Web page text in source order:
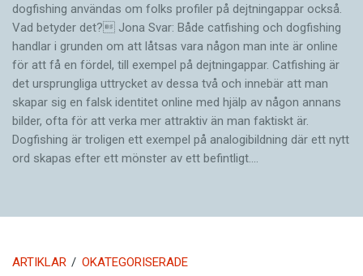
dogfishing användas om folks profiler på dejtningappar också.
Vad betyder det? Jona Svar: Både catfishing och dogfishing
handlar i grunden om att låtsas vara någon man inte är online
för att få en fördel, till exempel på dejtningappar. Catfishing är
det ursprungliga uttrycket av dessa två och innebär att man
skapar sig en falsk identitet online med hjälp av någon annans
bilder, ofta för att verka mer attraktiv än man faktiskt är.
Dogfishing är troligen ett exempel på analogibildning där ett nytt
ord skapas efter ett mönster av ett befintligt.…
ARTIKLAR OKATEGORISERADE